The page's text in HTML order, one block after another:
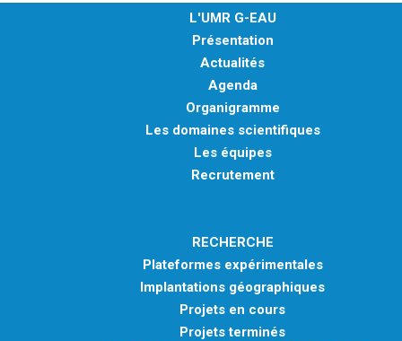
L'UMR G-EAU
Présentation
Actualités
Agenda
Organigramme
Les domaines scientifiques
Les équipes
Recrutement
RECHERCHE
Plateformes expérimentales
Implantations géographiques
Projets en cours
Projets terminés